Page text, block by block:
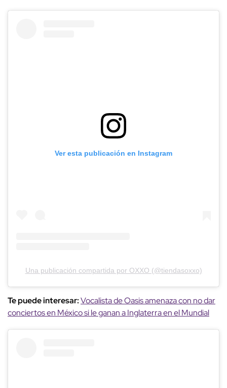
Ver esta publicación en Instagram
Una publicación compartida por OXXO (@tiendasoxxo)
Te puede interesar:Vocalista de Oasis amenaza con no dar
conciertos en México si le ganan a Inglaterra en el Mundial